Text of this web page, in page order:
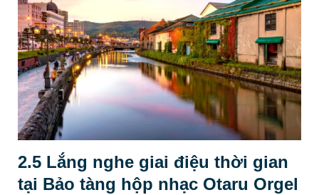
2.5 Lắng nghe giai điệu thời gian
tại Bảo tàng hộp nhạc Otaru Orgel